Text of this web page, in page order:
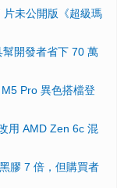
未公開版《超級瑪
開發者省下 70 萬
Pro 異色搭檔登
用 AMD Zen 6c 混
膠 7 倍，但購買者